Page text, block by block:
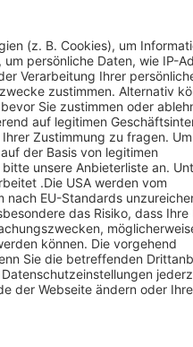
Helde
550 €